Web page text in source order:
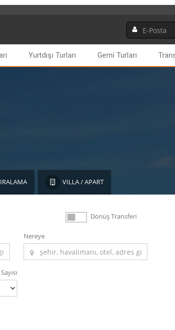
Yurtdışı Turları Gemi Turları
VILLA / APART
Dönüş Transferi
Nereye